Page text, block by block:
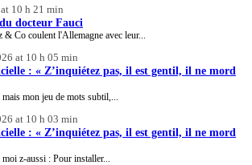
10 h 21 min
docteur Fauci
& Co coulent l'Allemagne avec leur...
at 10 h 05 min
: « Z’inquiétez pas, il est gentil, il ne mord
mon jeu de mots subtil,...
at 10 h 03 min
: « Z’inquiétez pas, il est gentil, il ne mord
z-aussi : Pour installer...